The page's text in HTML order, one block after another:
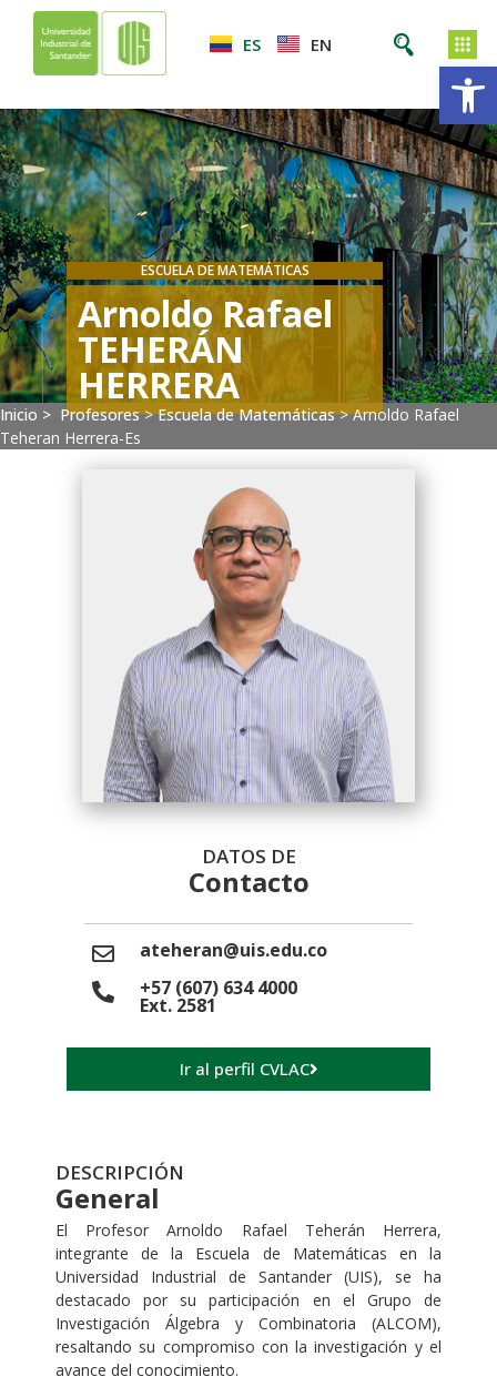
ES EN
Inicio > Profesores>Escuela de Matemáticas>Arnoldo Rafael
Teheran Herrera-Es
ESCUELA DE MATEMÁTICAS
Arnoldo Rafael
TEHERÁN
HERRERA
DATOS DE
Contacto
ateheran@uis.edu.co
+57 (607) 634 4000
Ext. 2581
Ir al perfil CVLAC
DESCRIPCIÓN
General
El Profesor Arnoldo Rafael Teherán Herrera,
integrante de la Escuela de Matemáticas en la
Universidad Industrial de Santander (UIS), se ha
destacado por su participación en el Grupo de
Investigación Álgebra y Combinatoria (ALCOM),
resaltando su compromiso con la investigación y el
avance del conocimiento.